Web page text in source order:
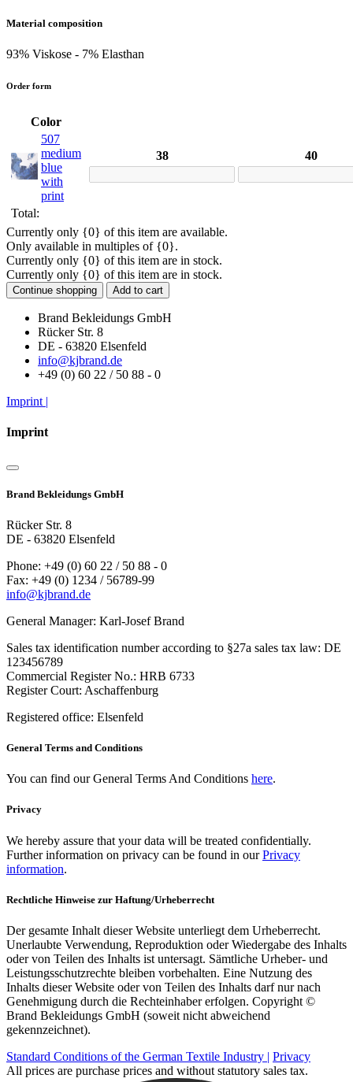
Material composition
93% Viskose - 7% Elasthan
Order form
Color
507
medium
blue
with
print
Total:
38 40
Currently only {0} of this item are available.
Only available in multiples of {0}.
Currently only {0} of this item are in stock.
Currently only {0} of this item are in stock.
Continue shopping Add to cart
Brand Bekleidungs GmbH
Rücker Str. 8
DE - 63820 Elsenfeld
info@kjbrand.de
+49 (0) 60 22 / 50 88 - 0
Imprint |
Imprint
Brand Bekleidungs GmbH
Rücker Str. 8
DE - 63820 Elsenfeld
Phone: +49 (0) 60 22 / 50 88 - 0
Fax: +49 (0) 1234 / 56789-99
info@kjbrand.de
General Manager: Karl-Josef Brand
Sales tax identification number according to §27a sales tax law: DE
123456789
Commercial Register No.: HRB 6733
Register Court: Aschaffenburg
Registered office: Elsenfeld
General Terms and Conditions
You can find our General Terms And Conditions here.
Privacy
We hereby assure that your data will be treated confidentially.
Further information on privacy can be found in ourPrivacy
information.
Rechtliche Hinweise zur Haftung/Urheberrecht
Der gesamte Inhalt dieser Website unterliegt dem Urheberrecht.
Unerlaubte Verwendung, Reproduktion oder Wiedergabe des Inhalts
oder von Teilen des Inhalts ist untersagt. Sämtliche Urheber- und
Leistungsschutzrechte bleiben vorbehalten. Eine Nutzung des
Inhalts dieser Website oder von Teilen des Inhalts darf nur nach
Genehmigung durch die Rechteinhaber erfolgen. Copyright ©
Brand Bekleidungs GmbH (soweit nicht abweichend
gekennzeichnet).
Standard Conditions of the German Textile Industry | Privacy
All prices are purchase prices and without statutory sales tax.